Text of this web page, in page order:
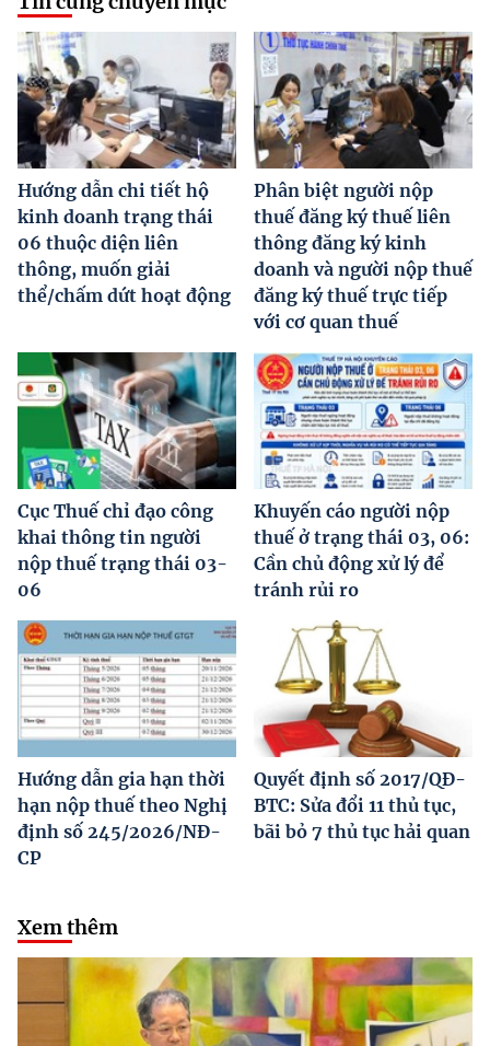
Hướng dẫn chi tiết hộ
kinh doanh trạng thái
06 thuộc diện liên
thông, muốn giải
thể/chấm dứt hoạt động
Phân biệt người nộp
thuế đăng ký thuế liên
thông đăng ký kinh
doanh và người nộp thuế
đăng ký thuế trực tiếp
với cơ quan thuế
Cục Thuế chỉ đạo công
khai thông tin người
nộp thuế trạng thái 03-
06
Khuyến cáo người nộp
thuế ở trạng thái 03, 06:
Cần chủ động xử lý để
tránh rủi ro
Hướng dẫn gia hạn thời
hạn nộp thuế theo Nghị
định số 245/2026/NĐ-
CP
Quyết định số 2017/QĐ-
BTC: Sửa đổi 11 thủ tục,
bãi bỏ 7 thủ tục hải quan
Xem thêm